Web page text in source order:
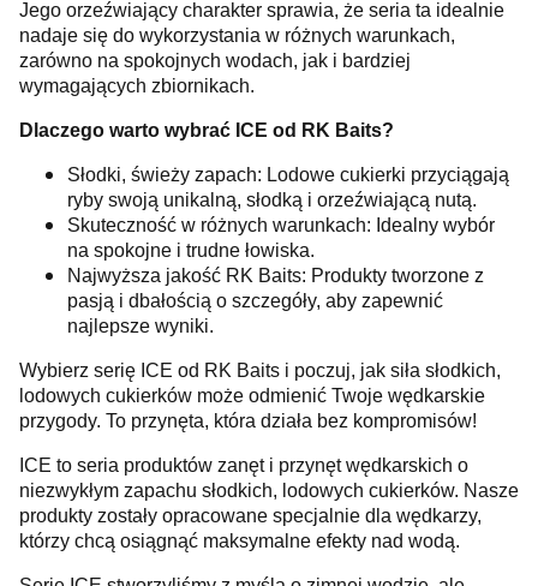
Jego orzeźwiający charakter sprawia, że seria ta idealnie
nadaje się do wykorzystania w różnych warunkach,
zarówno na spokojnych wodach, jak i bardziej
wymagających zbiornikach.
Dlaczego warto wybrać ICE od RK Baits?
Słodki, świeży zapach: Lodowe cukierki przyciągają
ryby swoją unikalną, słodką i orzeźwiającą nutą.
Skuteczność w różnych warunkach: Idealny wybór
na spokojne i trudne łowiska.
Najwyższa jakość RK Baits: Produkty tworzone z
pasją i dbałością o szczegóły, aby zapewnić
najlepsze wyniki.
Wybierz serię ICE od RK Baits i poczuj, jak siła słodkich,
lodowych cukierków może odmienić Twoje wędkarskie
przygody. To przynęta, która działa bez kompromisów!
ICE to seria produktów zanęt i przynęt wędkarskich o
niezwykłym zapachu słodkich, lodowych cukierków. Nasze
produkty zostały opracowane specjalnie dla wędkarzy,
którzy chcą osiągnąć maksymalne efekty nad wodą.